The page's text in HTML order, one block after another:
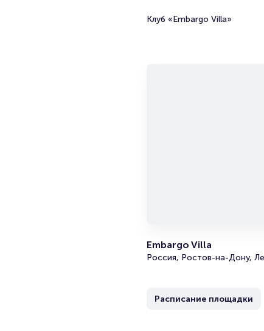
Клуб «Embargo Villa»
Embargo Villa
Россия, Ростов-на-Дону,
Расписание площадки